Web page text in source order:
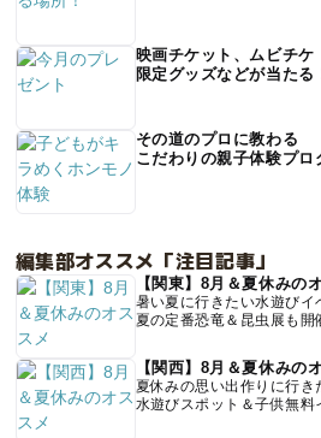
映画チケット、ムビチケ
限定グッズなどが当たる
その道のプロに教わる
こだわりの親子体験プロ
編集部オススメ「注目記事」
【関東】8月＆夏休みの
暑い夏に行きたい水遊びイ
夏の定番恐竜＆昆虫展も開
【関西】8月＆夏休みの
夏休みの思い出作りに行き
水遊びスポット＆子供無料